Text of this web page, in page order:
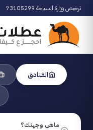
ترخيص وزارة السياحة 73105299
الفنادق
ماهي وجهتك؟